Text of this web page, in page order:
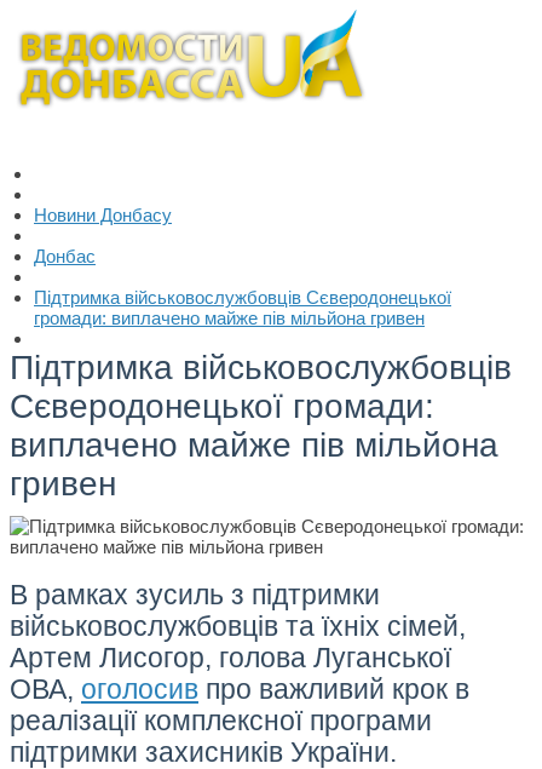
Новини Донбасу
Донбас
Підтримка військовослужбовців Сєверодонецької
громади: виплачено майже пів мільйона гривен
Підтримка військовослужбовців
Сєверодонецької громади:
виплачено майже пів мільйона
гривен
В рамках зусиль з підтримки
військовослужбовців та їхніх сімей,
Артем Лисогор, голова Луганської
ОВА, оголосив про важливий крок в
реалізації комплексної програми
підтримки захисників України.